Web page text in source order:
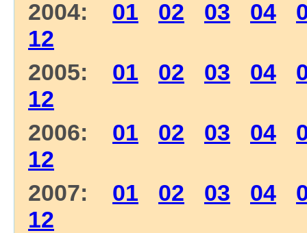
2004: 01 02 03 04
12
2005: 01 02 03 04
12
2006: 01 02 03 04
12
2007: 01 02 03 04
12